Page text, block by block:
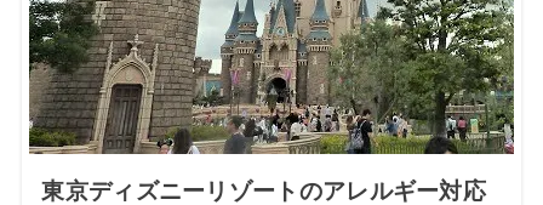
東京ディズニーリゾートのアレルギー対応